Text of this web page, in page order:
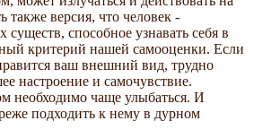
также версия, что человек -
способное узнавать себя в
критерий нашей самооценки. Если
ваш внешний вид, трудно
настроение и самочувствие.
необходимо чаще улыбаться. И
подходить к нему в дурном